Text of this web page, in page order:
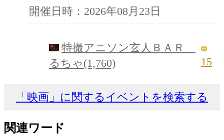
開催日時：2026年08月23日
特撮アニソン玄人ＢＡＲ
るちゃ(1,760)
15
「映画」に関するイベントを検索する
関連ワード